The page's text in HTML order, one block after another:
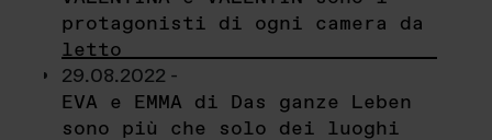
protagonisti di ogni camera da
letto
29.08.2022 -
EVA e EMMA di Das ganze Leben
sono più che solo dei luoghi